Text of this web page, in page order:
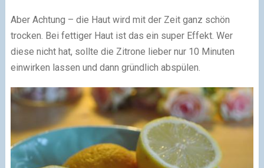
Aber Achtung – die Haut wird mit der Zeit ganz schön
trocken. Bei fettiger Haut ist das ein super Effekt. Wer
diese nicht hat, sollte die Zitrone lieber nur 10 Minuten
einwirken lassen und dann gründlich abspülen.